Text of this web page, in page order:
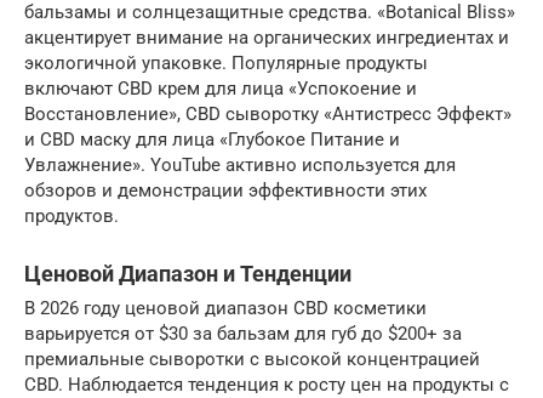
бальзамы и солнцезащитные средства. «Botanical Bliss»
акцентирует внимание на органических ингредиентах и
экологичной упаковке. Популярные продукты
включают CBD крем для лица «Успокоение и
Восстановление», CBD сыворотку «Антистресс Эффект»
и CBD маску для лица «Глубокое Питание и
Увлажнение». YouTube активно используется для
обзоров и демонстрации эффективности этих
продуктов.
Ценовой Диапазон и Тенденции
В 2026 году ценовой диапазон CBD косметики
варьируется от $30 за бальзам для губ до $200+ за
премиальные сыворотки с высокой концентрацией
CBD. Наблюдается тенденция к росту цен на продукты с